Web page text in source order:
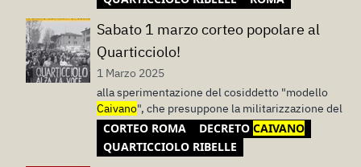
Sabato 1 marzo corteo popolare al
Quarticciolo!
1 Marzo 2025
alla sperimentazione del cosiddetto "modello
Caivano", che presuppone la militarizzazione del
CORTEO ROMA DECRETO CAIVANO
QUARTICCIOLO RIBELLE